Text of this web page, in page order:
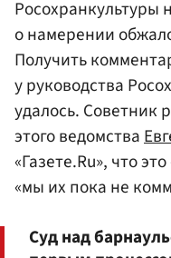
Росохранкультуры
о намерении
Получить
у руководства
удалось. Советник
этого ведомства
«Газете.Ru», что
«мы их пока не
Суд над